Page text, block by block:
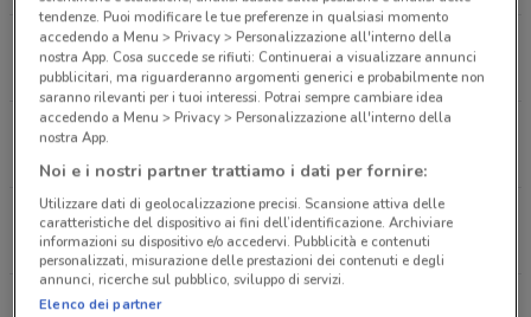
Via Collatina Km 12.800 Lunghezza
17.2 km
CHIUSO
Via Collatina Km 12.800 Lunghezza
Piazza Anco Marzio, 10 Ostia Lido
26.8 km
CHIUSO
tendenze. Puoi modificare le tue preferenze in qualsiasi momento
accedendo a Menu > Privacy > Personalizzazione all'interno della
nostra App. Cosa succede se rifiuti: Continuerai a visualizzare annunci
pubblicitari, ma riguarderanno argomenti generici e probabilmente non
saranno rilevanti per i tuoi interessi. Potrai sempre cambiare idea
accedendo a Menu > Privacy > Personalizzazione all'interno della
nostra App.
Noi e i nostri partner trattiamo i dati per fornire:
Utilizzare dati di geolocalizzazione precisi. Scansione attiva delle
caratteristiche del dispositivo ai fini dell’identificazione. Archiviare
informazioni su dispositivo e/o accedervi. Pubblicità e contenuti
personalizzati, misurazione delle prestazioni dei contenuti e degli
annunci, ricerche sul pubblico, sviluppo di servizi.
Elenco dei partner